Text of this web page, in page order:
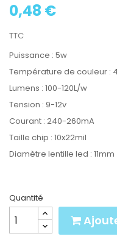
0,48 €
TTC
Puissance : 5w
Température de couleur :
Lumens : 100-120L/w
Tension : 9-12v
Courant : 240-260mA
Taille chip : 10x22mil
Diamètre lentille led : 11mm
Quantité